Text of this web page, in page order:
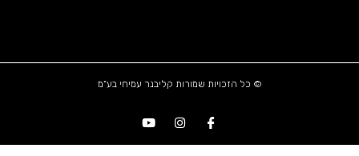
© כל הזכויות שמורות קליבנר עמיחי בע"מ